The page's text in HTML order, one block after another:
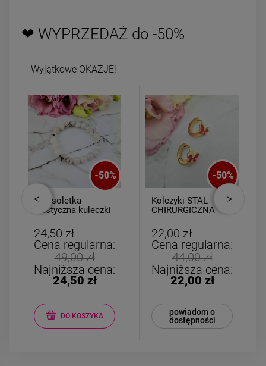
❤ WYPRZEDAŻ do -50%
Wyjątkowe OKAZJE!
-50%
Bransoletka
elastyczna kuleczki
24,50 zł
Cena regularna:
49,00 zł
Najniższa cena:
24,50 zł
DO KOSZYKA
-50%
Kolczyki STAL
CHIRURGICZNA
dziewczynek
czerwony motylek
22,00 zł
Cena regularna:
44,00 zł
Najniższa cena:
22,00 zł
powiadom o
dostępności